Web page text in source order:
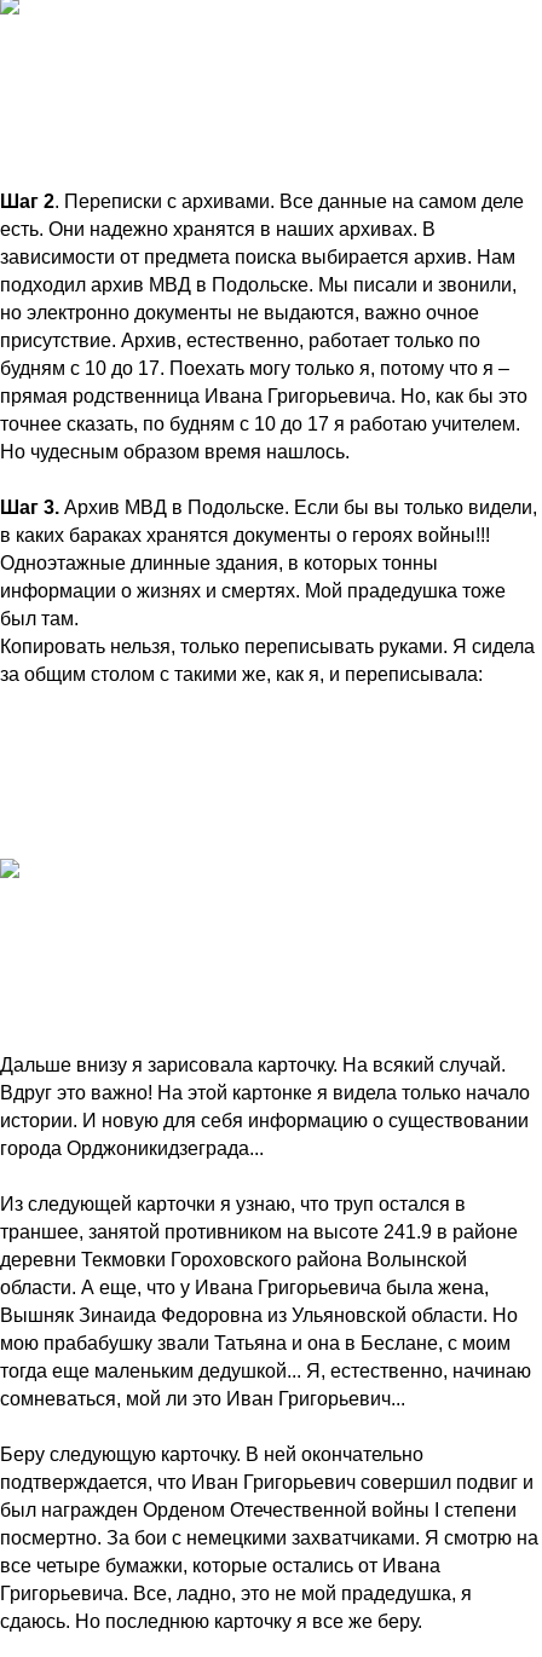
Шаг 2. Переписки с архивами. Все данные на самом деле
есть. Они надежно хранятся в наших архивах. В
зависимости от предмета поиска выбирается архив. Нам
подходил архив МВД в Подольске. Мы писали и звонили,
но электронно документы не выдаются, важно очное
присутствие. Архив, естественно, работает только по
будням с 10 до 17. Поехать могу только я, потому что я –
прямая родственница Ивана Григорьевича. Но, как бы это
точнее сказать, по будням с 10 до 17 я работаю учителем.
Но чудесным образом время нашлось.
Шаг 3. Архив МВД в Подольске. Если бы вы только видели,
в каких бараках хранятся документы о героях войны!!!
Одноэтажные длинные здания, в которых тонны
информации о жизнях и смертях. Мой прадедушка тоже
был там.
Копировать нельзя, только переписывать руками. Я сидела
за общим столом с такими же, как я, и переписывала:
Дальше внизу я зарисовала карточку. На всякий случай.
Вдруг это важно! На этой картонке я видела только начало
истории. И новую для себя информацию о существовании
города Орджоникидзеграда...
Из следующей карточки я узнаю, что труп остался в
траншее, занятой противником на высоте 241.9 в районе
деревни Текмовки Гороховского района Волынской
области. А еще, что у Ивана Григорьевича была жена,
Вышняк Зинаида Федоровна из Ульяновской области. Но
мою прабабушку звали Татьяна и она в Беслане, с моим
тогда еще маленьким дедушкой... Я, естественно, начинаю
сомневаться, мой ли это Иван Григорьевич...
Беру следующую карточку. В ней окончательно
подтверждается, что Иван Григорьевич совершил подвиг и
был награжден Орденом Отечественной войны I степени
посмертно. За бои с немецкими захватчиками. Я смотрю на
все четыре бумажки, которые остались от Ивана
Григорьевича. Все, ладно, это не мой прадедушка, я
сдаюсь. Но последнюю карточку я все же беру.